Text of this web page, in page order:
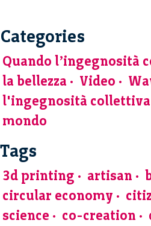
Categories
Quando l’ingegnosità
la bellezza
Video
l'ingegnosità
mondo
Tags
3d printing artisan
circular economy
science
co-creation